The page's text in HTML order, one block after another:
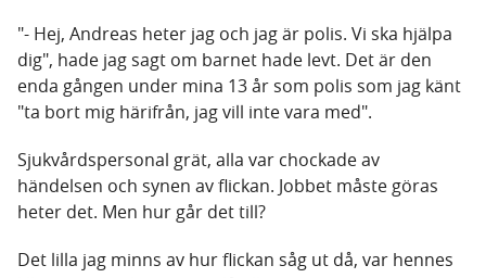
"- Hej, Andreas heter jag och jag är polis. Vi ska hjälpa
dig", hade jag sagt om barnet hade levt. Det är den
enda gången under mina 13 år som polis som jag känt
"ta bort mig härifrån, jag vill inte vara med".
Sjukvårdspersonal grät, alla var chockade av
händelsen och synen av flickan. Jobbet måste göras
heter det. Men hur går det till?
Det lilla jag minns av hur flickan såg ut då, var hennes